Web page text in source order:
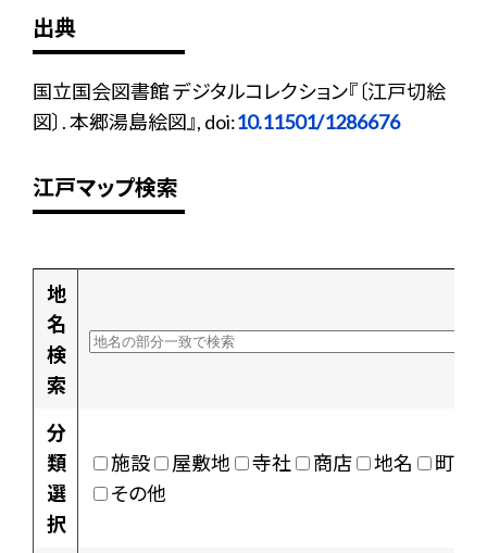
出典
国立国会図書館 デジタルコレクション『〔江戸切絵
図〕. 本郷湯島絵図』, doi:10.11501/1286676
江戸マップ検索
地
名
検
索
分
類
選
択
施設 屋敷地 寺社 商店 地名
町村
その他